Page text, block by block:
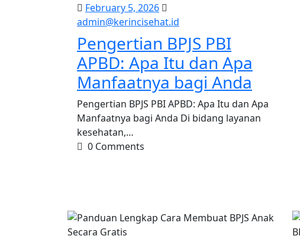
February 5, 2026February
5,
2026
admin@kerincisehat.id
Pengertian BPJS PBI
APBD: Apa Itu dan Apa
Manfaatnya bagi Anda
Pengertian BPJS PBI APBD: Apa Itu dan Apa
Manfaatnya bagi Anda Di bidang layanan
kesehatan,…
0 Comments